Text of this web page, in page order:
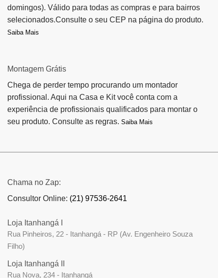
domingos). Válido para todas as compras e para bairros
selecionados.Consulte o seu CEP na página do produto.
Saiba Mais
Montagem Grátis
Chega de perder tempo procurando um montador
profissional. Aqui na Casa e Kit você conta com a
experiência de profissionais qualificados para montar o
seu produto. Consulte as regras. Saiba Mais
Chama no Zap:
Consultor Online: (21) 97536-2641
Loja Itanhangá I
Rua Pinheiros, 22 - Itanhangá - RP (Av. Engenheiro Souza
Filho)
Loja Itanhangá II
Rua Nova, 234 - Itanhangá